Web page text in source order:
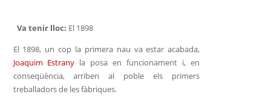
Va tenir lloc: El 1898
El 1898, un cop la primera nau va estar acabada,
Joaquim Estrany la posa en funcionament i, en
conseqüència, arriben al poble els primers
treballadors de les fàbriques.